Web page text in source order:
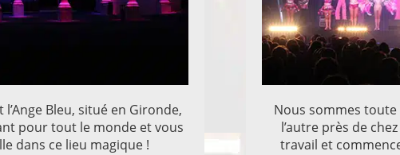
Bleu, situé en Gironde,
pour tout le monde et vous
dans ce lieu magique !
Nous sommes
l’autre près de
travail et